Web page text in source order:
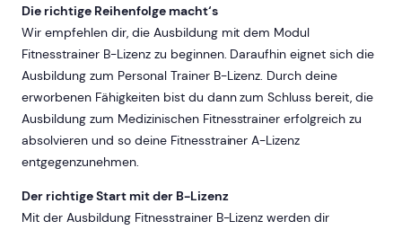
Die richtige Reihenfolge macht‘s
Wir empfehlen dir, die Ausbildung mit dem Modul
Fitnesstrainer B-Lizenz zu beginnen. Daraufhin eignet sich die
Ausbildung zum Personal Trainer B-Lizenz. Durch deine
erworbenen Fähigkeiten bist du dann zum Schluss bereit, die
Ausbildung zum Medizinischen Fitnesstrainer erfolgreich zu
absolvieren und so deine Fitnesstrainer A-Lizenz
entgegenzunehmen.
Der richtige Start mit der B-Lizenz
Mit der Ausbildung Fitnesstrainer B-Lizenz werden dir